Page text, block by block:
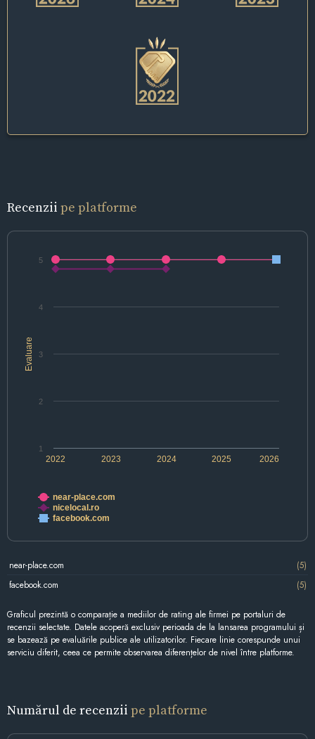
Recenzii pe platforme
Evaluare
2022 2024 2026
2023 2025
1
2
3
4
5
near-place.com
nicelocal.ro
facebook.com
near-place.com
(5)
facebook.com
(5)
Graficul prezintă o comparație a mediilor de rating ale firmei pe portaluri de
recenzii selectate. Datele acoperă exclusiv perioada de la lansarea programului și
se bazează pe evaluările publice ale utilizatorilor. Fiecare linie corespunde unui
serviciu diferit, ceea ce permite observarea diferențelor de nivel între platforme.
Numărul de recenzii pe platforme